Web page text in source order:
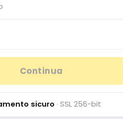
Continua
sicuro · SSL 256-bit